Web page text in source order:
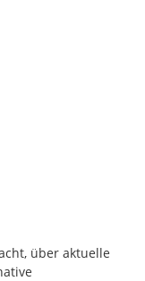
über aktuelle